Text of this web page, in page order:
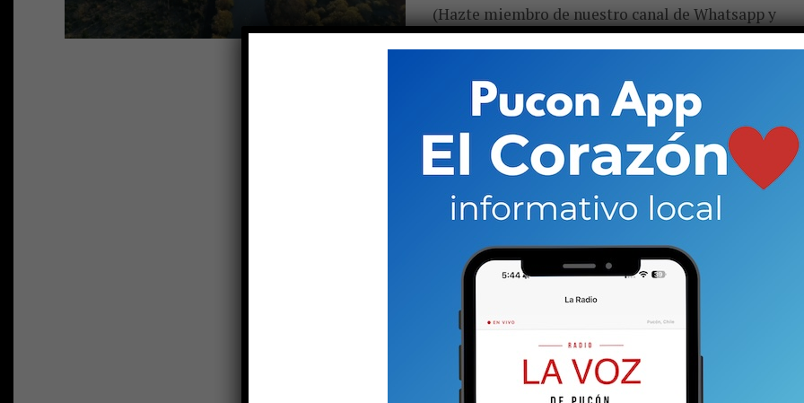
(Hazte miembro de nuestro canal de Whatsapp y
recibe las noticias primero) Tardó prácticamente
(CDE) ingresara...